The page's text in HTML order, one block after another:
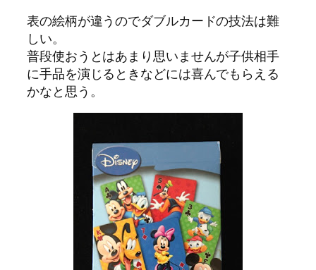
表の絵柄が違うのでダブルカードの技法は難
しい。
普段使おうとはあまり思いませんが子供相手
に手品を演じるときなどには喜んでもらえる
かなと思う。